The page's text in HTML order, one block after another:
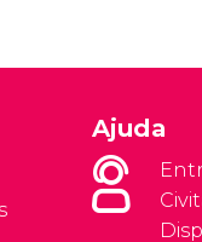
Ajuda